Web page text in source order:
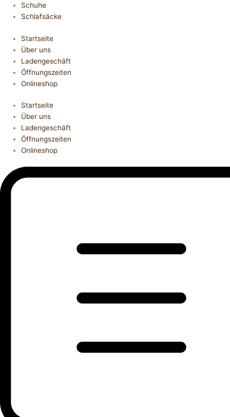
Schuhe
Schlafsäcke
Startseite
Über uns
Ladengeschäft
Öffnungszeiten
Onlineshop
Startseite
Über uns
Ladengeschäft
Öffnungszeiten
Onlineshop